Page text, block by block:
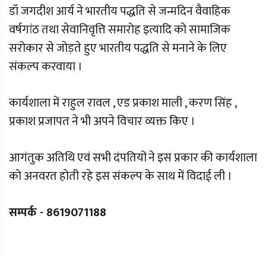
डॉ जगदीश आर्य ने भारतीय पद्धति से जन्मदिन वैवाहिक
वर्षगांठ तथा सेवानिवृत्ति समारोह इत्यादि को सामाजिक
सरोकार से जोड़ते हुए भारतीय पद्धति से मनाने के लिए
संकल्प करवाया ।
कार्यशाला में राहुल रावल , एड प्रकाश माली , करण सिंह ,
प्रकाश प्रजापत ने भी अपने विचार व्यक्त किए ।
आगंतुक अतिथि एवं सभी दंपतियों ने इस प्रकार की कार्यशाला
को अनवरत होती रहे इस संकल्प के साथ में विदाई ली ।
सम्पर्क - 8619071188